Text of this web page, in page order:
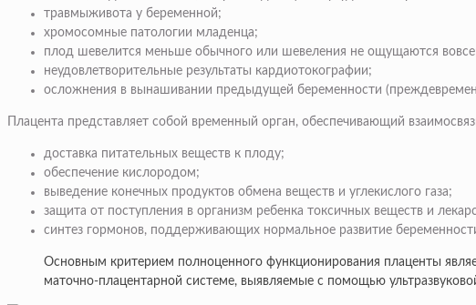
травмыживота у беременной;
хромосомные патологии младенца;
плод шевелится меньше обычного или шевеления не ощущаются
неудовлетворительные результаты кардиотокографии;
осложнения в вынашивании предыдущей беременности
Плацента представляет собой временный орган, обеспечивающий
доставка питательных веществ к плоду;
обеспечение кислородом;
выведение конечных продуктов обмена веществ и углекислого газа;
защита от поступления в организм ребенка токсичных веществ и
синтез гормонов, поддерживающих нормальное развитие
Основным критерием полноценного функционирования плаценты
маточно-плацентарной системе, выявляемые с помощью